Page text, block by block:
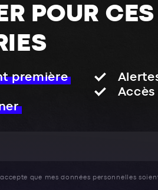
POUR CES
première
Accès
que mes données personnelles